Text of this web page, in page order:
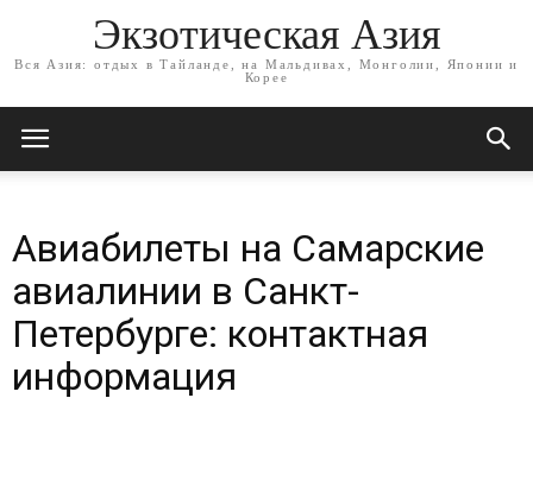
Экзотическая Азия
Вся Азия: отдых в Тайланде, на Мальдивах, Монголии, Японии и
Корее
Авиабилеты на Самарские
авиалинии в Санкт-
Петербурге: контактная
информация